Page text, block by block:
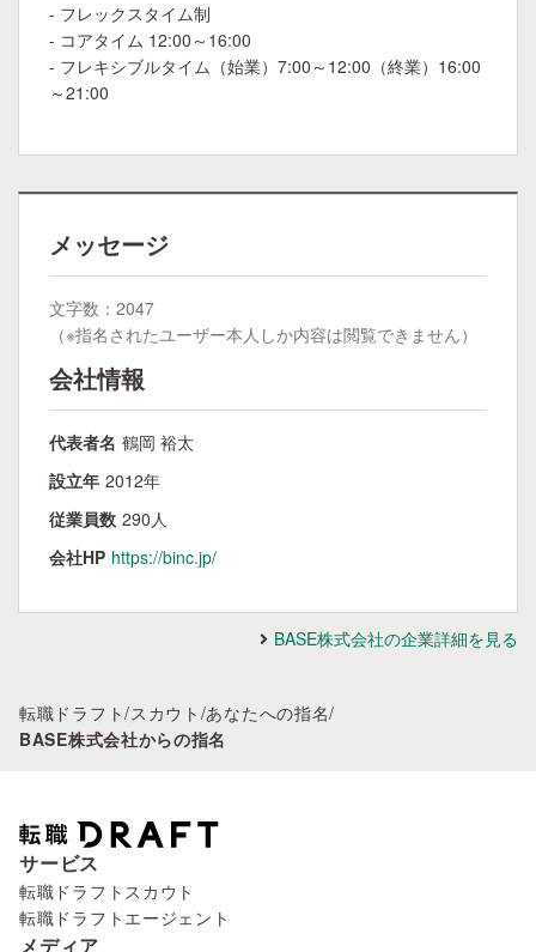
- フレックスタイム制
- コアタイム 12:00～16:00
- フレキシブルタイム（始業）7:00～12:00（終業）16:00
～21:00
メッセージ
文字数：2047
（※指名されたユーザー本人しか内容は閲覧できません）
会社情報
代表者名 鶴岡 裕太
設立年 2012年
従業員数 290人
会社HP https://binc.jp/
BASE株式会社の企業詳細を見る
転職ドラフト/スカウト /あなたへの指名/
BASE株式会社からの指名
サービス
転職ドラフトスカウト
転職ドラフトエージェント
メディア